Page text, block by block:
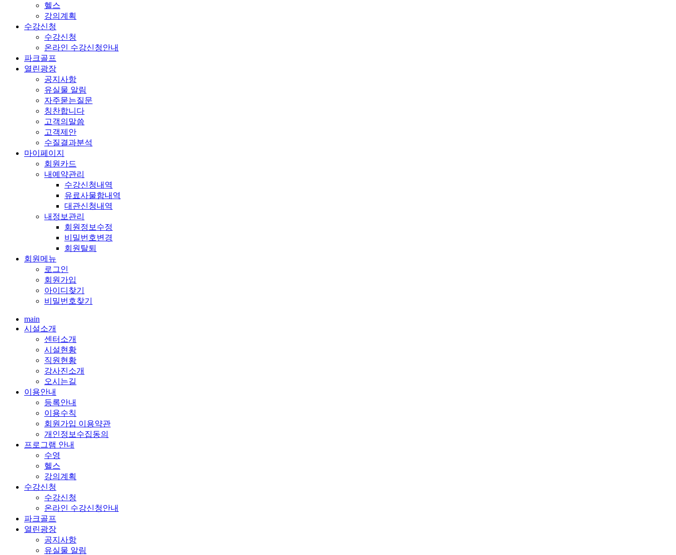
헬스
강의계획
수강신청
수강신청
온라인 수강신청안내
파크골프
열린광장
공지사항
유실물 알림
자주묻는질문
칭찬합니다
고객의말씀
고객제안
수질결과분석
마이페이지
회원카드
내예약관리
수강신청내역
유료사물함내역
대관신청내역
내정보관리
회원정보수정
비밀번호변경
회원탈퇴
회원메뉴
로그인
회원가입
아이디찾기
비밀번호찾기
main
시설소개
센터소개
시설현황
직원현황
강사진소개
오시는길
이용안내
등록안내
이용수칙
회원가입 이용약관
개인정보수집동의
프로그램 안내
수영
헬스
강의계획
수강신청
수강신청
온라인 수강신청안내
파크골프
열린광장
공지사항
유실물 알림